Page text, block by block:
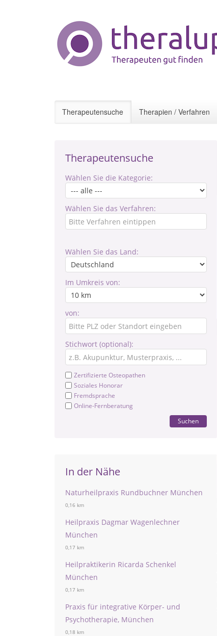
Therapeutensuche Therapien / Verfahren
Therapeutensuche
Wählen Sie die Kategorie:
Wählen Sie das Verfahren:
Wählen Sie das Land:
Im Umkreis von:
von:
Stichwort (optional):
Zertifizierte Osteopathen
Soziales Honorar
Fremdsprache
Online-Fernberatung
Suchen
In der Nähe
Naturheilpraxis Rundbuchner München
0,16 km
Heilpraxis Dagmar Wagenlechner
München
0,17 km
Heilpraktikerin Ricarda Schenkel
München
0,17 km
Praxis für integrative Körper- und
Psychotherapie, München
0,18 km